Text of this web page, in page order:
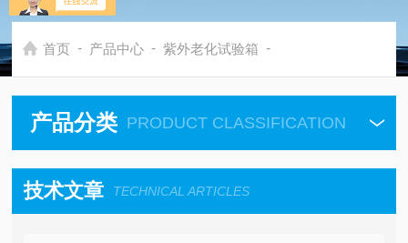
首页 - 产品中心 - 紫外老化试验箱 -
产品分类 PRODUCT CLASSIFICATION
技术文章 TECHNICAL ARTICLES